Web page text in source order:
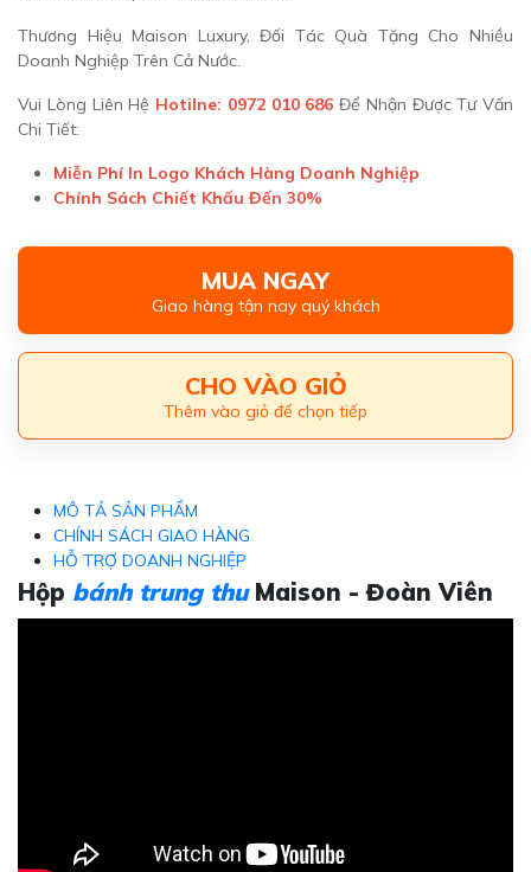
Thương Hiệu Maison Luxury, Đối Tác Quà Tặng Cho Nhiều
Doanh Nghiệp Trên Cả Nước.
Vui Lòng Liên Hệ Hotilne: 0972 010 686 Để Nhận Được Tư Vấn
Chi Tiết:
Miễn Phí In Logo Khách Hàng Doanh Nghiệp
Chính Sách Chiết Khấu Đến 30%
MUA NGAY
Giao hàng tận nay quý khách
CHO VÀO GIỎ
Thêm vào giỏ để chọn tiếp
MÔ TẢ SẢN PHẨM
CHÍNH SÁCH GIAO HÀNG
HỖ TRỢ DOANH NGHIỆP
Hộp bánh trung thuMaison - Đoàn Viên